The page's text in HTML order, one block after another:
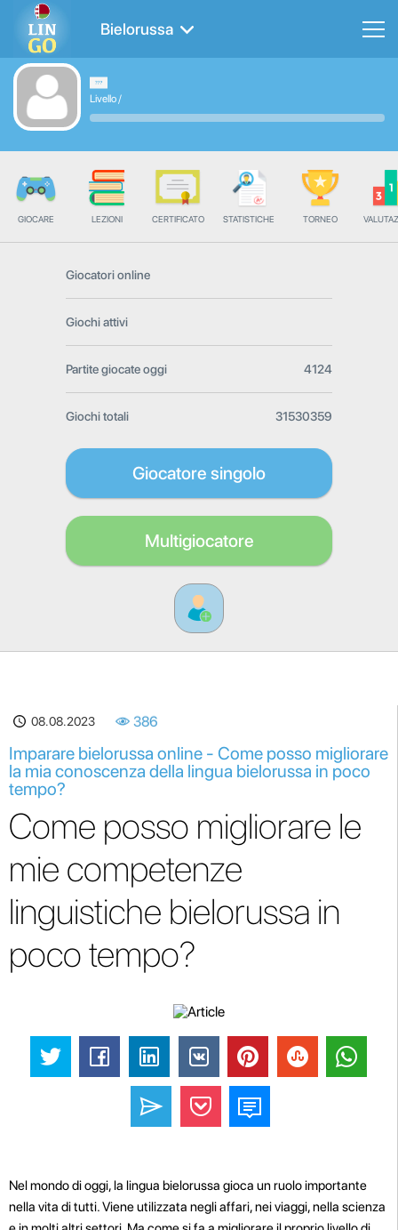
Bielorussa
Livello/
GIOCARE LEZIONI CERTIFICATO STATISTICHE TORNEO
Giocatori online
Giochi attivi
Partite giocate oggi 4124
Giochi totali 31530359
Giocatore singolo
Multigiocatore
08.08.2023 386
Imparare bielorussa online - Come posso migliorare
la mia conoscenza della lingua bielorussa in poco
tempo?
Come posso migliorare le
mie competenze
linguistiche bielorussa in
poco tempo?
Nel mondo di oggi, la lingua bielorussa gioca un ruolo importante
nella vita di tutti. Viene utilizzata negli affari, nei viaggi, nella scienza